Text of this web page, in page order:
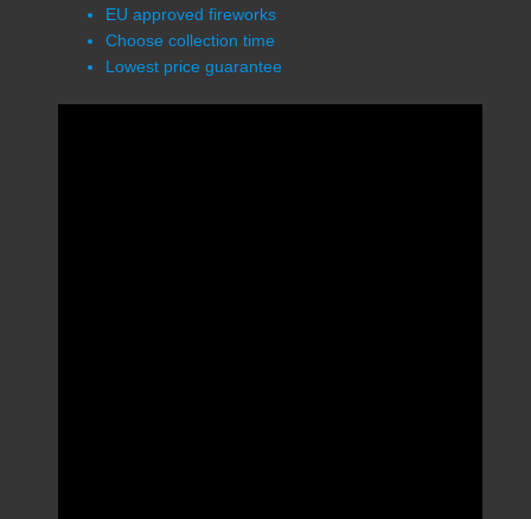
EU approved fireworks
Choose collection time
Lowest price guarantee